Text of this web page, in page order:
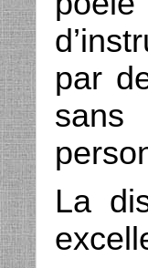
par
La